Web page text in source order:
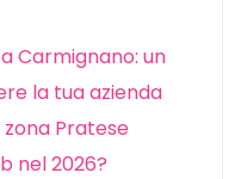
Carmignano: un
la tua azienda
zona Pratese
nel 2026?